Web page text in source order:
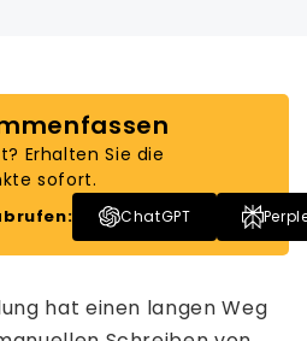
Erhalten Sie die
sofort.
ChatGPT
hat einen langen Weg